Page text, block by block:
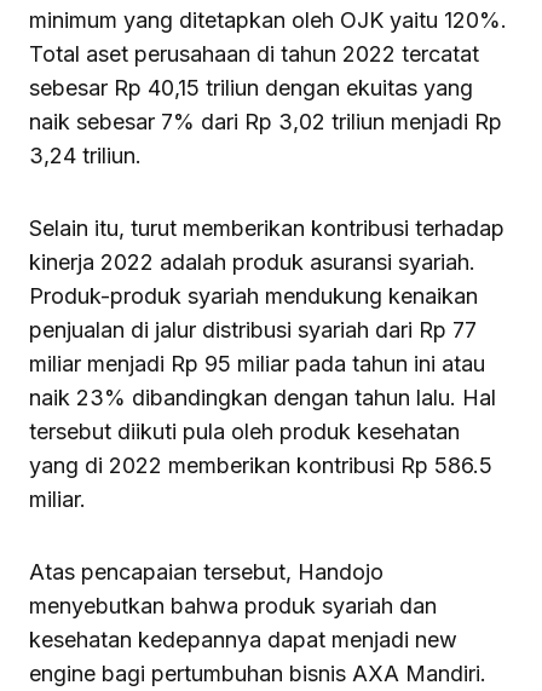
minimum yang ditetapkan oleh OJK yaitu 120%.
Total aset perusahaan di tahun 2022 tercatat
sebesar Rp 40,15 triliun dengan ekuitas yang
naik sebesar 7% dari Rp 3,02 triliun menjadi Rp
3,24 triliun.
Selain itu, turut memberikan kontribusi terhadap
kinerja 2022 adalah produk asuransi syariah.
Produk-produk syariah mendukung kenaikan
penjualan di jalur distribusi syariah dari Rp 77
miliar menjadi Rp 95 miliar pada tahun ini atau
naik 23% dibandingkan dengan tahun lalu. Hal
tersebut diikuti pula oleh produk kesehatan
yang di 2022 memberikan kontribusi Rp 586.5
miliar.
Atas pencapaian tersebut, Handojo
menyebutkan bahwa produk syariah dan
kesehatan kedepannya dapat menjadi new
engine bagi pertumbuhan bisnis AXA Mandiri.